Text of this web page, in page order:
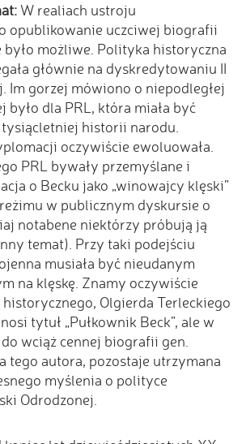
W realiach ustroju
opublikowanie uczciwej biografii
możliwe. Polityka historyczna
głównie na dyskredytowaniu II
Im gorzej mówiono o niepodległej
było dla PRL, która miała być
historii narodu.
oczywiście ewoluowała.
PRL bywały przemyślane i
o Becku jako „winowajcy klęski”
w publicznym dyskursie o
notabene niektórzy próbują ją
temat). Przy taki podejściu
musiała być nieudanym
na klęskę. Znamy oczywiście
Olgierda Terleckiego
tytuł „Pułkownik Beck”, ale w
wciąż cennej biografii gen.
tego autora, pozostaje utrzymana
myślenia o polityce
Odrodzonej.